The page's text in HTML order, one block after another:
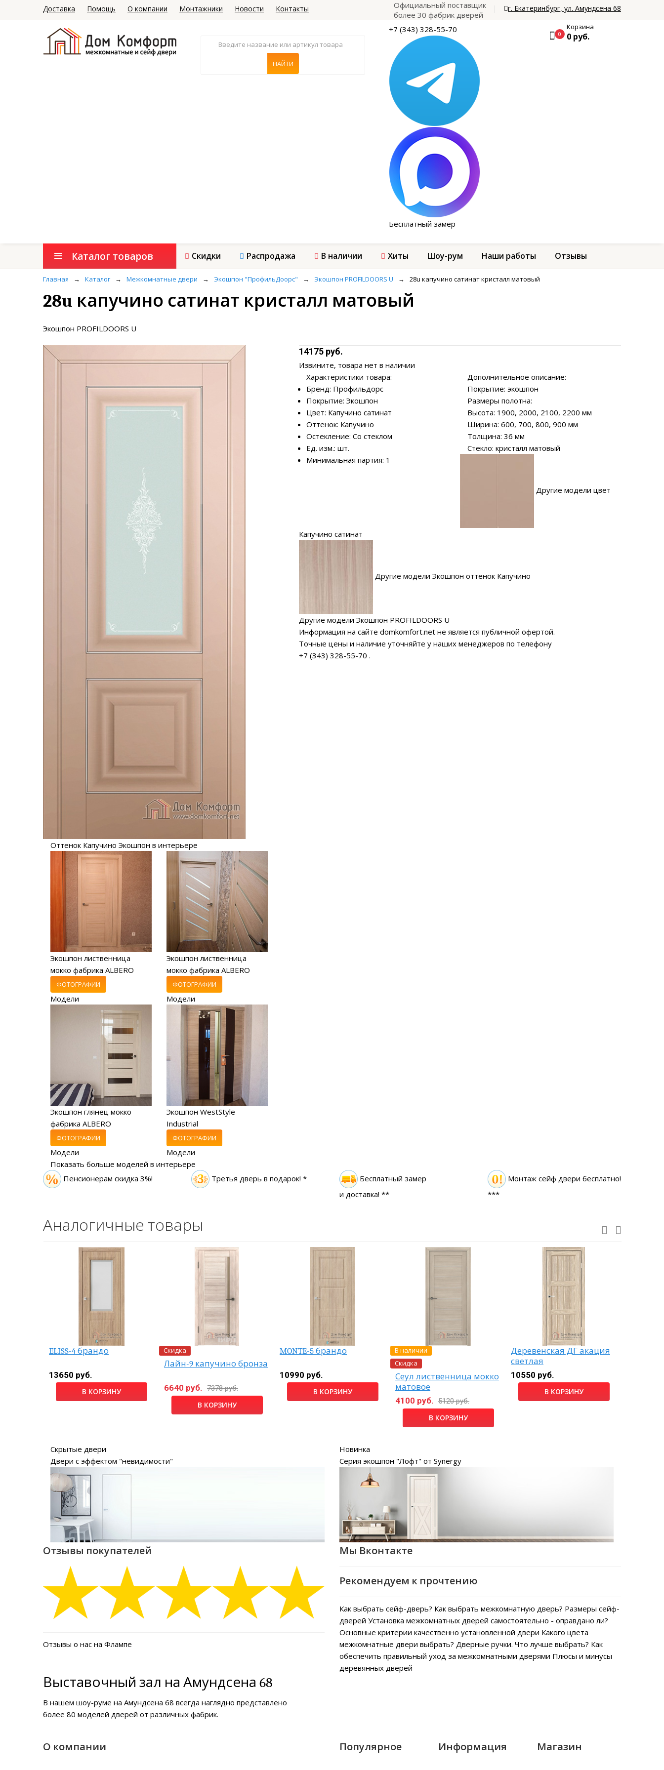
Доставка Помощь О компании Монтажники Новости Контакты
Официальный поставщик
более 30 фабрик дверей
г. Екатеринбург, ул. Амундсена 68
+7 (343) 328-55-70
Бесплатный замер
0
Корзина
0 руб.
Каталог товаров Скидки Распродажа В наличии Хиты Шоу-рум Наши работы Отзывы
Главная → Каталог → Межкомнатные двери → Экошпон "ПрофильДоорс" → Экошпон PROFILDOORS U → 28u капучино сатинат кристалл матовый
28u капучино сатинат кристалл матовый
Экошпон PROFILDOORS U
Оттенок Капучино Экошпон в интерьере
Экошпон лиственница
мокко фабрика ALBERO
ФОТОГРАФИИ
Модели
Экошпон лиственница
мокко фабрика ALBERO
ФОТОГРАФИИ
Модели
Экошпон глянец мокко
фабрика ALBERO
ФОТОГРАФИИ
Модели
Экошпон WestStyle
Industrial
ФОТОГРАФИИ
Модели
Показать больше моделей в интерьере
14175 руб.
Извините, товара нет в наличии
Характеристики товара:
Бренд: Профильдорс
Покрытие: Экошпон
Цвет: Капучино сатинат
Оттенок: Капучино
Остекление: Со стеклом
Ед. изм.: шт.
Минимальная партия: 1
Дополнительное описание:
Покрытие: экошпон
Размеры полотна:
Высота: 1900, 2000, 2100, 2200 мм
Ширина: 600, 700, 800, 900 мм
Толщина: 36 мм
Стекло: кристалл матовый
Другие модели цвет
Капучино сатинат
Другие модели Экошпон оттенок Капучино
Другие модели Экошпон PROFILDOORS U
Информация на сайте domkomfort.net не является публичной офертой.
Точные цены и наличие уточняйте у наших менеджеров по телефону
+7 (343) 328-55-70 .
Пенсионерам скидка 3%! Третья дверь в подарок! *
Бесплатный замер
и доставка! **
Монтаж сейф двери бесплатно!
***
Аналогичные товары
ELISS-4 брандо
13650 руб.
В КОРЗИНУ
Скидка
Лайн-9 капучино бронза
6640 руб. 7378 руб.
В КОРЗИНУ
MONTE-5 брандо
10990 руб.
В КОРЗИНУ
В наличии
Скидка
Сеул лиственница мокко
матовое
4100 руб. 5120 руб.
В КОРЗИНУ
Деревенская ДГ акация
светлая
10550 руб.
В КОРЗИНУ
Скрытые двери
Двери с эффектом "невидимости"
Новинка
Серия экошпон "Лофт" от Synergy
Отзывы покупателей
Отзывы о нас на Флампе
Мы Вконтакте
Рекомендуем к прочтению
Как выбрать сейф-дверь? Как выбрать межкомнатную дверь? Размеры сейф-
дверей Установка межкомнатных дверей самостоятельно - оправдано ли?
Основные критерии качественно установленной двери Какого цвета
межкомнатные двери выбрать? Дверные ручки. Что лучше выбрать? Как
обеспечить правильный уход за межкомнатными дверями Плюсы и минусы
деревянных дверей
Выставочный зал на Амундсена 68
В нашем шоу-руме на Амундсена 68 всегда наглядно представлено
более 80 моделей дверей от различных фабрик.
О компании Популярное Информация Магазин